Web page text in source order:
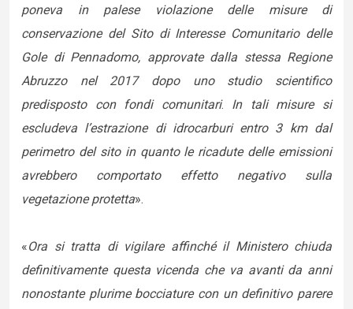
poneva in palese violazione delle misure di
conservazione del Sito di Interesse Comunitario delle
Gole di Pennadomo, approvate dalla stessa Regione
Abruzzo nel 2017 dopo uno studio scientifico
predisposto con fondi comunitari. In tali misure si
escludeva l’estrazione di idrocarburi entro 3 km dal
perimetro del sito in quanto le ricadute delle emissioni
avrebbero comportato effetto negativo sulla
vegetazione protetta».
«Ora si tratta di vigilare affinché il Ministero chiuda
definitivamente questa vicenda che va avanti da anni
nonostante plurime bocciature con un definitivo parere